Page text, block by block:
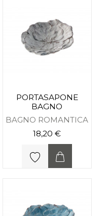
PORTASAPONE
BAGNO
BAGNO ROMANTICA
18,20 €